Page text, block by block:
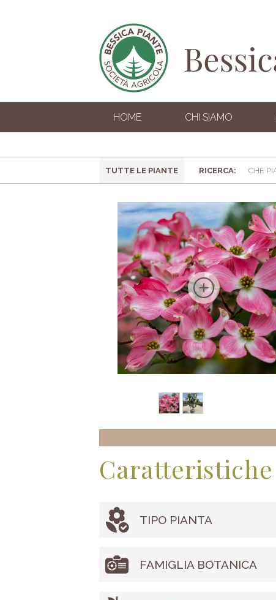
HOME CHI SIAMO
TUTTE LE PIANTE RICERCA:
Caratteristiche
TIPO PIANTA
FAMIGLIA BOTANICA